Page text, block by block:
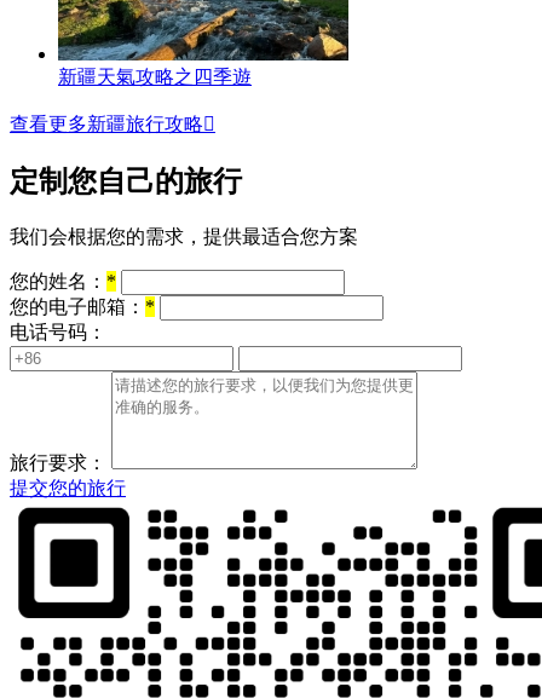
新疆天氣攻略之四季遊
查看更多新疆旅行攻略
定制您自己的旅行
我们会根据您的需求，提供最适合您方案
您的姓名： *
您的电子邮箱： *
电话号码：
旅行要求：
提交您的旅行